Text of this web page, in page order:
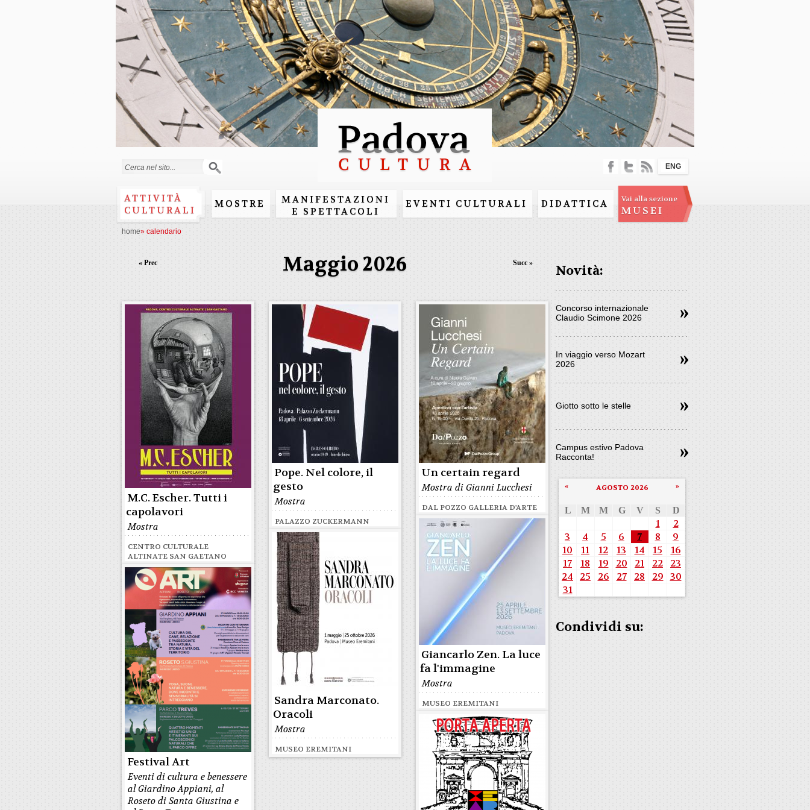
Salta al
contenuto
principale
Form di ricerca
ATTIVITÀ
CULTURALI
MOSTRE
MANIFESTAZIONI
E SPETTACOLI
EVENTI CULTURALI DIDATTICA Vai alla sezione
MUSEI
ENG
home» calendario
Maggio 2026
« Prec Succ »
M.C. Escher. Tutti i
capolavori
Mostra
CENTRO CULTURALE
ALTINATE SAN GAETANO
Pope. Nel colore, il
gesto
Mostra
PALAZZO ZUCKERMANN
Un certain regard
Mostra di Gianni Lucchesi
DAL POZZO GALLERIA D'ARTE
Giancarlo Zen. La luce
fa l'immagine
Mostra
MUSEO EREMITANI
Sandra Marconato.
Oracoli
Mostra
MUSEO EREMITANI
Festival Art
Eventi di cultura e benessere
al Giardino Appiani, al
Roseto di Santa Giustina e
Novità:
Concorso internazionale
Claudio Scimone 2026
In viaggio verso Mozart
2026
Giotto sotto le stelle
Campus estivo Padova
Racconta!
AGOSTO 2026
« »
L M M G V S D
1
2
3
4 5 6 7 8
9
10
11 12 13 14 15
16
17
18 19 20 21 22
23
24
25 26 27 28 29 30
31
Condividi su: